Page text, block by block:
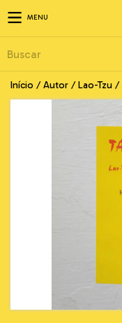
MENU
Início / Autor / Lao-Tzu /